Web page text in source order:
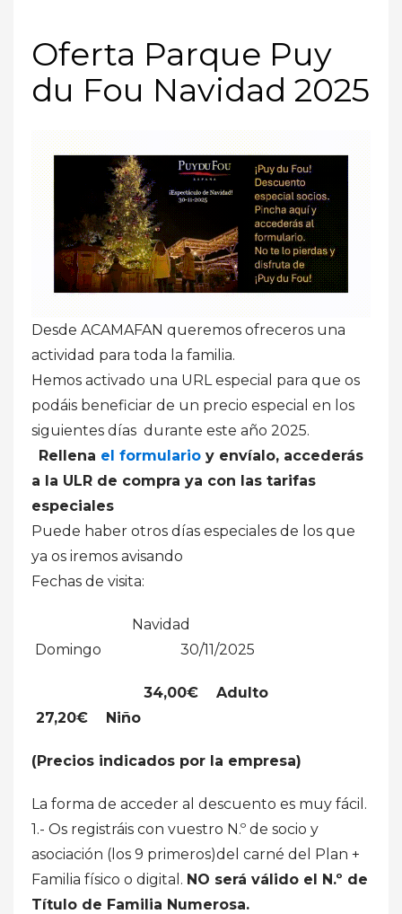
Oferta Parque Puy
du Fou Navidad 2025
Desde ACAMAFAN queremos ofreceros una
actividad para toda la familia.
Hemos activado una URL especial para que os
podáis beneficiar de un precio especial en los
siguientes días durante este año 2025.
Rellena el formulario y envíalo, accederás
a la ULR de compra ya con las tarifas
especiales
Puede haber otros días especiales de los que
ya os iremos avisando
Fechas de visita:
Navidad
Domingo 30/11/2025
34,00€ Adulto
27,20€ Niño
(Precios indicados por la empresa)
La forma de acceder al descuento es muy fácil.
1.- Os registráis con vuestro N.º de socio y
asociación (los 9 primeros)del carné del Plan +
Familia físico o digital. NO será válido el N.º de
Título de Familia Numerosa.